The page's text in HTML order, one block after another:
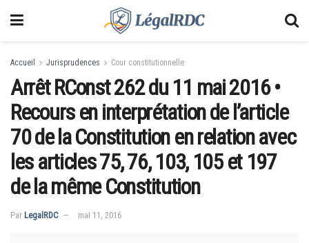
Accueil Jurisprudences Cour constitutionnelle
Arrêt RConst 262 du 11 mai 2016 •
Recours en interprétation de l’article
70 de la Constitution en relation avec
les articles 75, 76, 103, 105 et 197
de la même Constitution
Par LegalRDC mai 11, 2016